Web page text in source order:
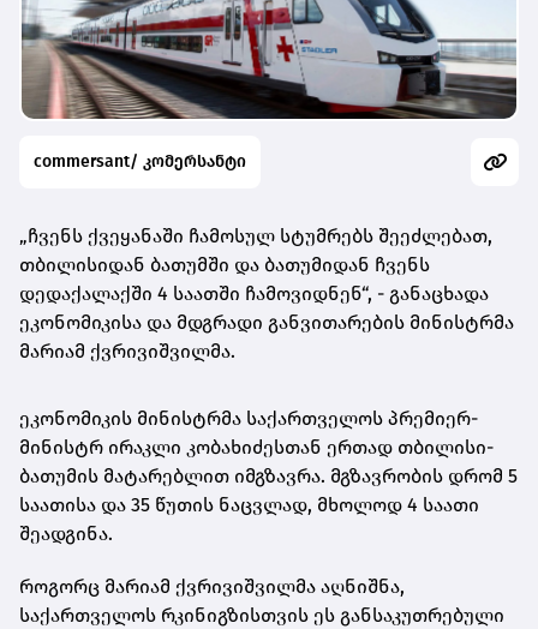
commersant/ კომერსანტი
„ჩვენს ქვეყანაში ჩამოსულ სტუმრებს შეეძლებათ,
თბილისიდან ბათუმში და ბათუმიდან ჩვენს
დედაქალაქში 4 საათში ჩამოვიდნენ“, - განაცხადა
ეკონომიკისა და მდგრადი განვითარების მინისტრმა
მარიამ ქვრივიშვილმა.
ეკონომიკის მინისტრმა საქართველოს პრემიერ-
მინისტრ ირაკლი კობახიძესთან ერთად თბილისი-
ბათუმის მატარებლით იმგზავრა. მგზავრობის დრომ 5
საათისა და 35 წუთის ნაცვლად, მხოლოდ 4 საათი
შეადგინა.
როგორც მარიამ ქვრივიშვილმა აღნიშნა,
საქართველოს რკინიგზისთვის ეს განსაკუთრებული